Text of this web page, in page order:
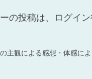
の投稿は、ログイン
主観による感想・体感に